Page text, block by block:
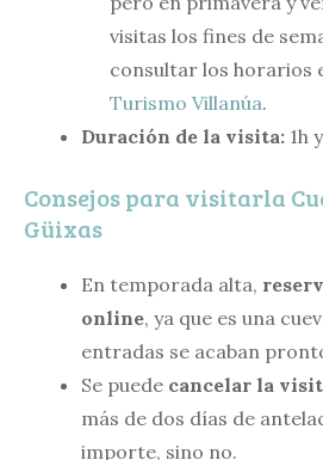
visitas los fines de
consultar los horarios
Turismo Villanúa.
Duración de la visita: 1h
Consejos para visitarla
Güixas
En temporada alta,
online, ya que es una
entradas se acaban
Se puede cancelar la
más de dos días de
importe, sino no.